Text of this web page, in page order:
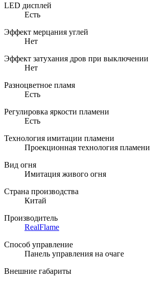
LED дисплей
Есть
Эффект мерцания углей
Нет
Эффект затухания дров при выключении
Нет
Разноцветное пламя
Есть
Регулировка яркости пламени
Есть
Технология имитации пламени
Проекционная технология пламени
Вид огня
Имитация живого огня
Страна производства
Китай
Производитель
RealFlame
Способ управление
Панель управления на очаге
Внешние габариты